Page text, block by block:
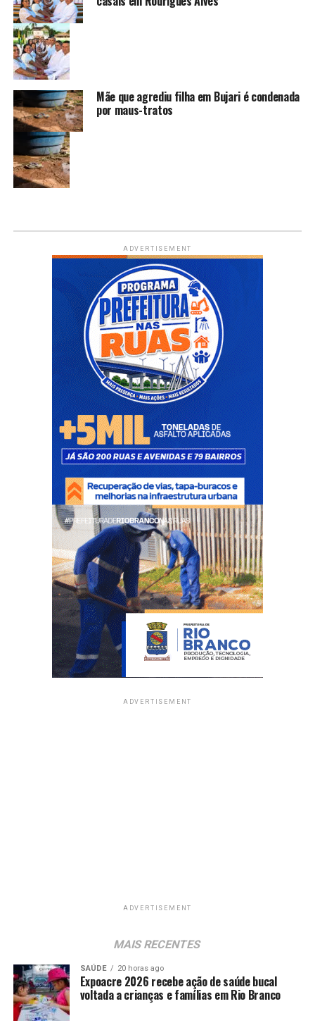
Mãe que agrediu filha em Bujari é condenada
por maus-tratos
ADVERTISEMENT
ADVERTISEMENT
ADVERTISEMENT
MAIS RECENTES
SAÚDE 20 horas ago
Expoacre 2026 recebe ação de saúde bucal
voltada a crianças e famílias em Rio Branco